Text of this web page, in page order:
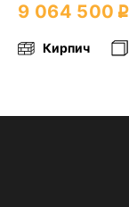
9 064 500
Кирпич